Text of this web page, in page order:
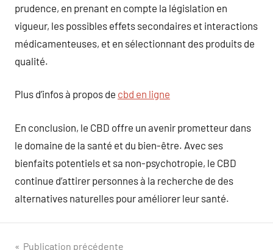
prudence, en prenant en compte la législation en
vigueur, les possibles effets secondaires et interactions
médicamenteuses, et en sélectionnant des produits de
qualité.
Plus d’infos à propos de cbd en ligne
En conclusion, le CBD offre un avenir prometteur dans
le domaine de la santé et du bien-être. Avec ses
bienfaits potentiels et sa non-psychotropie, le CBD
continue d’attirer personnes à la recherche de des
alternatives naturelles pour améliorer leur santé.
Publication précédente